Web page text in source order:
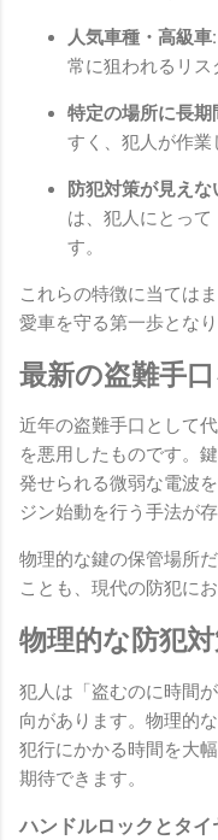
人気車種・高級車:
常に狙われるリス
特定の場所に長
すく、犯人が作業
防犯対策が見えな
は、犯人にとっ
す。
これらの特徴に当ては
愛車を守る第一歩となり
最新の盗難手
近年の盗難手口として
を悪用したものです。
発せられる微弱な電波
ジン始動を行う手法が存
物理的な鍵の保管場所
ことも、現代の防犯に
物理的な防犯
犯人は「盗むのに時間
向があります。物理的
犯行にかかる時間を大
期待できます。
ハンドルロックとタイ